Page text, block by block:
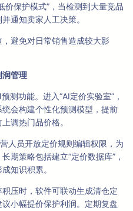
价保护模式”，当检测到大量竞品
通知卖家人工决策。
避免对日常销售造成较大影
润管理
测功能。进入“AI定价实验室”，
会构建个性化预测模型，提前
调热门品价格。
人员开放定价规则编辑权限，为
期策略包括建立“定价数据库”，
知识积累。
压时，软件可联动生成清仓定
小幅提价保护利润。定期复盘